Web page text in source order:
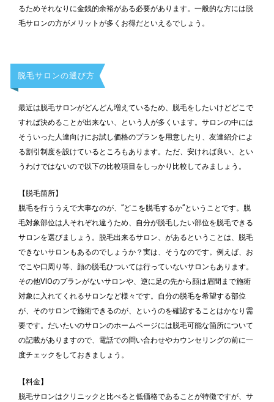
るためそれなりに金銭的余裕がある必要があります。一般的な方には脱
毛サロンの方がメリットが多くお得だといえるでしょう。
脱毛サロンの選び方
最近は脱毛サロンがどんどん増えているため、脱毛をしたいけどどこで
すれば決めることが出来ない、という人が多くいます。サロンの中には
そういった人達向けにお試し価格のプランを用意したり、友達紹介によ
る割引制度を設けているところもあります。ただ、安ければ良い、とい
うわけではないので以下の比較項目をしっかり比較してみましょう。
【脱毛箇所】
脱毛を行ううえで大事なのが、”どこを脱毛するか”ということです。脱
毛対象部位は人それぞれ違うため、自分が脱毛したい部位を脱毛できる
サロンを選びましょう。脱毛出来るサロン、があるということは、脱毛
できないサロンもあるのでしょうか？実は、そうなのです。例えば、お
でこや口周り等、顔の脱毛ひついては行っていないサロンもあります。
その他VIOのプランがないサロンや、逆に足の先から顔は眉間まで施術
対象に入れてくれるサロンなど様々です。自分の脱毛を希望する部位
が、そのサロンで施術できるのが、というのを確認することはかなり需
要です。だいたいのサロンのホームページには脱毛可能な箇所について
の記載がありますので、電話での問い合わせやカウンセリングの前に一
度チェックをしておきましょう。
【料金】
脱毛サロンはクリニックと比べると低価格であることが特徴ですが、サ